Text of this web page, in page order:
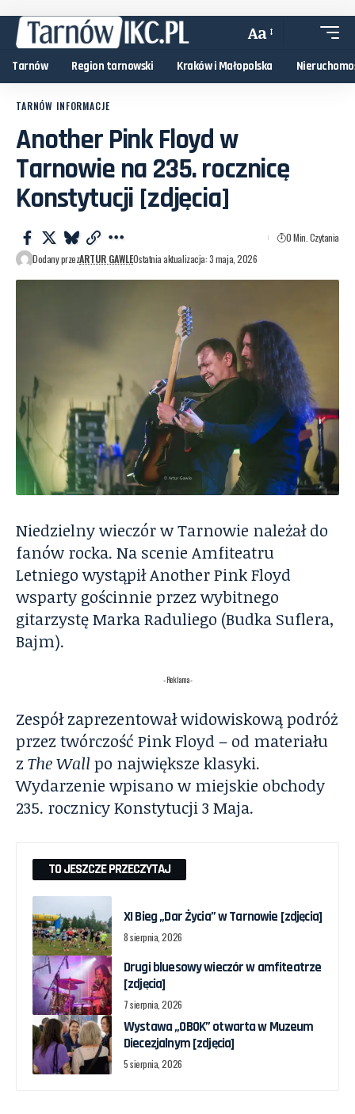
Aa
Tarnów Region tarnowski Kraków i Małopolska
TARNÓW INFORMACJE
Another Pink Floyd w
Tarnowie na 235. rocznicę
Konstytucji [zdjęcia]
Dodany przezARTUR GAWLEOstatnia aktualizacja: 3 maja, 2026
0 Min. Czytania
Niedzielny wieczór w Tarnowie należał do
fanów rocka. Na scenie Amfiteatru
Letniego wystąpił Another Pink Floyd
wsparty gościnnie przez wybitnego
gitarzystę Marka Raduliego (Budka Suflera,
Bajm).
- Reklama -
Zespół zaprezentował widowiskową podróż
przez twórczość Pink Floyd – od materiału
z The Wall po największe klasyki.
Wydarzenie wpisano w miejskie obchody
235. rocznicy Konstytucji 3 Maja.
TO JESZCZE PRZECZYTAJ
XI Bieg „Dar Życia” w Tarnowie [zdjęcia]
8 sierpnia, 2026
Drugi bluesowy wieczór w amfiteatrze
[zdjęcia]
7 sierpnia, 2026
Wystawa „OBOK” otwarta w Muzeum
Diecezjalnym [zdjęcia]
5 sierpnia, 2026